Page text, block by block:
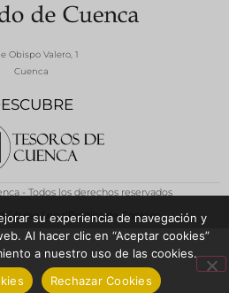
Obispo Valero, 1
Cuenca
- Todos los derechos reservados
/ Aviso LegalPolítica de Cookies
su experiencia de navegación y
Al hacer clic en “Aceptar cookies”
a nuestro uso de las cookies.
Rechazar Cookies